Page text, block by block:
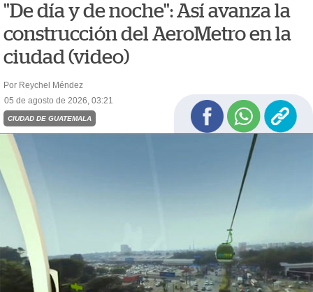
"De día y de noche": Así avanza la
construcción del AeroMetro en la
ciudad (video)
Por Reychel Méndez
05 de agosto de 2026, 03:21
CIUDAD DE GUATEMALA